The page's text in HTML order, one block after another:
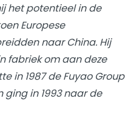
het potentieel in de
Europese
naar China. Hij
fabriek om aan deze
in 1987 de Fuyao Group
ging in 1993 naar de